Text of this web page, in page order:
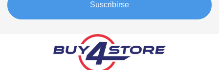
Suscribirse